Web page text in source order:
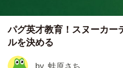
パグ英才教育！スヌーカー
ルを決める
by 蛙原さち